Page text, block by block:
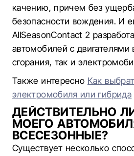
качению, причем без
безопасности вождения. И
AllSeasonContact 2
автомобилей с двигателями
сгорания, так и
Также интересно Как
электромобиля или гибрида
ДЕЙСТВИТЕЛЬНО
МОЕГО
ВСЕСЕЗОННЫЕ?
Существует несколько